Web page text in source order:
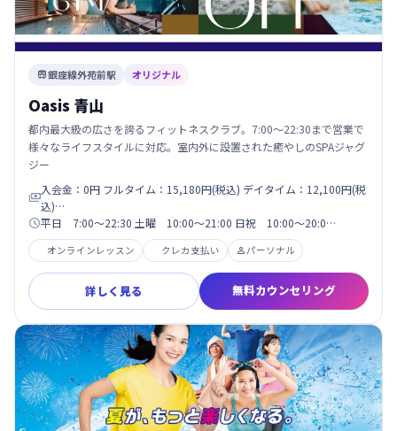
銀座線外苑前駅 オリジナル
Oasis 青山
都内最大級の広さを誇るフィットネスクラブ。7:00〜22:30まで営業で
様々なライフスタイルに対応。室内外に設置された癒やしのSPAジャグ
ジー

入会金：0円 フルタイム：15,180円(税込) デイタイム：12,100円(税
込)…
平日 7:00～22:30 土曜 10:00～21:00 日祝 10:00～20:0…
オンラインレッスン クレカ支払い パーソナル
詳しく見る 無料カウンセリング